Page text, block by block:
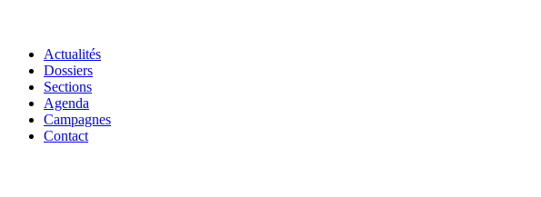
Actualités
Dossiers
Sections
Agenda
Campagnes
Contact